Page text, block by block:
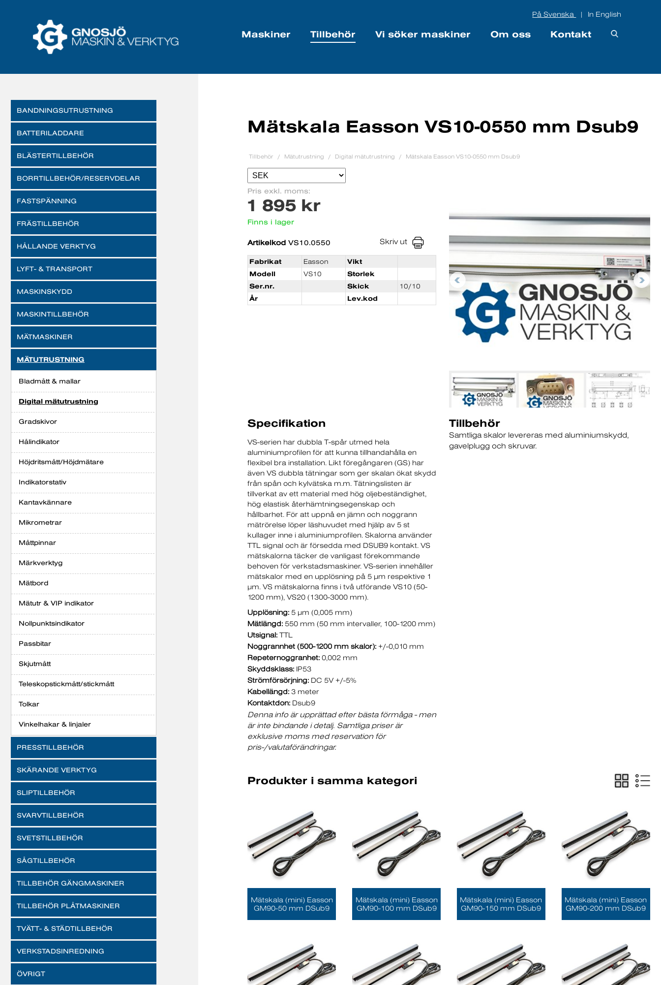
På Svenska In English
Maskiner Tillbehör Vi söker maskiner Om oss Kontakt
BANDNINGSUTRUSTNING
BATTERILADDARE
BLÄSTERTILLBEHÖR
BORRTILLBEHÖR/RESERVDELAR
FASTSPÄNNING
FRÄSTILLBEHÖR
HÅLLANDE VERKTYG
LYFT- & TRANSPORT
MASKINSKYDD
MASKINTILLBEHÖR
MÄTMASKINER
MÄTUTRUSTNING
Bladmått & mallar
Digital mätutrustning
Gradskivor
Hålindikator
Höjdritsmått/Höjdmätare
Indikatorstativ
Kantavkännare
Mikrometrar
Måttpinnar
Märkverktyg
Mätbord
Mätutr & VIP indikator
Nollpunktsindikator
Passbitar
Skjutmått
Teleskopstickmått/stickmått
Tolkar
Vinkelhakar & linjaler
PRESSTILLBEHÖR
SKÄRANDE VERKTYG
SLIPTILLBEHÖR
SVARVTILLBEHÖR
SVETSTILLBEHÖR
SÅGTILLBEHÖR
TILLBEHÖR GÄNGMASKINER
TILLBEHÖR PLÅTMASKINER
TVÄTT- & STÄDTILLBEHÖR
VERKSTADSINREDNING
ÖVRIGT
Mätskala Easson VS10-0550 mm Dsub9
Tillbehör Mätutrustning Digital mätutrustning Mätskala Easson VS10-0550 mm Dsub9
Pris exkl. moms:
1 895 kr
Finns i lager
Artikelkod VS10.0550 Skriv ut
Fabrikat Easson
Vikt
Modell
VS10
Storlek
Ser.nr.
Skick
10/10
År
Lev.kod
Tillbehör
Samtliga skalor levereras med aluminiumskydd
gavelplugg och skruvar.
Specifikation
VS-serien har dubbla T-spår utmed hela
aluminiumprofilen för att kunna tillhandahålla en
flexibel bra installation. Likt föregångaren (GS) har
även VS dubbla tätningar som ger skalan ökat skydd
från spån och kylvätska m.m. Tätningslisten är
tillverkat av ett material med hög oljebeständighet,
hög elastisk återhämtningsegenskap och
hållbarhet. För att uppnå en jämn och noggrann
mätrörelse löper läshuvudet med hjälp av 5 st
kullager inne i aluminiumprofilen. Skalorna använder
TTL signal och är försedda med DSUB9 kontakt. VS
mätskalorna täcker de vanligast förekommande
behoven för verkstadsmaskiner. VS-serien innehåller
mätskalor med en upplösning på 5 µm respektive 1
µm. VS mätskalorna finns i två utförande VS10 (50-
1200 mm), VS20 (1300-3000 mm).
Upplösning: 5 µm (0,005 mm)
Mätlängd: 550 mm (50 mm intervaller, 100-1200 mm)
Utsignal: TTL
Noggrannhet (500-1200 mm skalor): +/-0,010 mm
Repeternoggranhet: 0,002 mm
Skyddsklass: IP53
Strömförsörjning: DC 5V +/-5%
Kabellängd: 3 meter
Kontaktdon: Dsub9
Denna info är upprättad efter bästa förmåga - men
är inte bindande i detalj. Samtliga priser är
exklusive moms med reservation för
pris-/valutaförändringar.
Produkter i samma kategori
Mätskala (mini) Easson
GM90-50 mm DSub9
Mätskala (mini) Easson
GM90-100 mm DSub9
Mätskala (mini) Easson
GM90-150 mm DSub9
Mätskala (mini) Easson
GM90-200 mm DSub9